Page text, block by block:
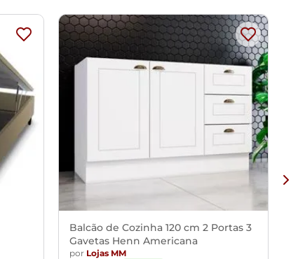
Balcão de Cozinha 120 cm 2 Portas 3
Gavetas Henn Americana
por Lojas MM